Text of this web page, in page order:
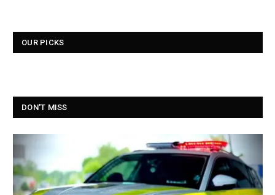
OUR PICKS
DON'T MISS